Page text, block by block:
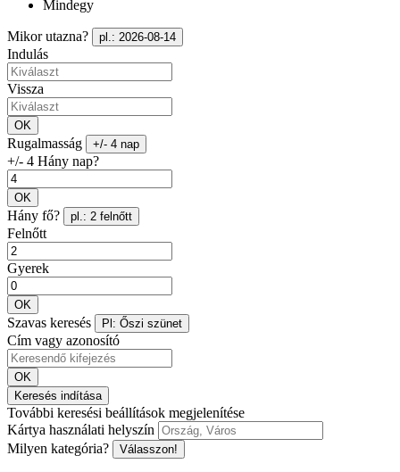
Mindegy
Mikor utazna? pl.: 2026-08-14
Indulás
Vissza
OK
Rugalmasság +/- 4 nap
+/- 4 Hány nap?
OK
Hány fő? pl.: 2 felnőtt
Felnőtt
Gyerek
OK
Szavas keresés Pl: Őszi szünet
Cím vagy azonosító
OK
Keresés indítása
További keresési beállítások megjelenítése
Kártya használati helyszín
Milyen kategória?
Válasszon!